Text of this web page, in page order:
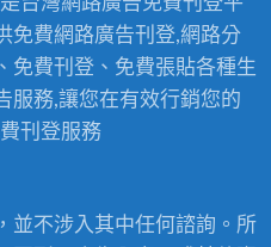
免費網路廣告刊登,網路分
免費刊登、免費張貼各種生
服務,讓您在有效行銷您的
刊登服務
並不涉入其中任何諮詢。所